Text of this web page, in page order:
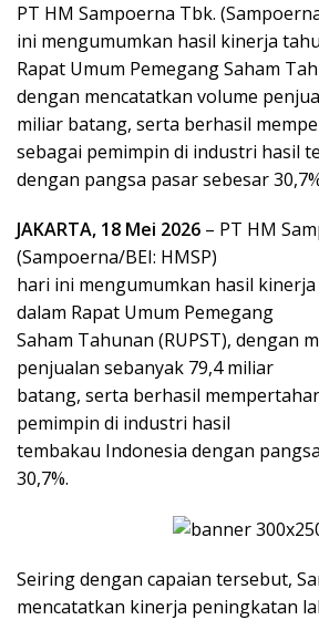
PT HM Sampoerna Tbk.
ini mengumumkan hasil kinerja
Rapat Umum Pemegang Saham
dengan mencatatkan volume
miliar batang, serta berhasil
sebagai pemimpin di industri hasil
dengan pangsa pasar sebesar
JAKARTA, 18 Mei 2026 – PT HM
(Sampoerna/BEI: HMSP)
hari ini mengumumkan hasil
dalam Rapat Umum Pemegang
Saham Tahunan (RUPST), dengan
penjualan sebanyak 79,4 miliar
batang, serta berhasil
pemimpin di industri hasil
tembakau Indonesia dengan
30,7%.
Seiring dengan capaian tersebut,
mencatatkan kinerja peningkatan